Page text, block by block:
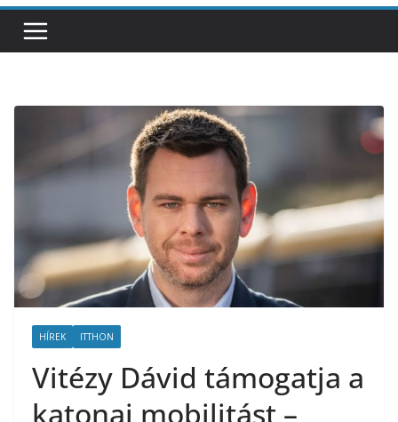
HÍREK ITTHON
Vitézy Dávid támogatja a
katonai mobilitást –